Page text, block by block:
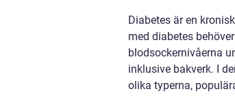
Diabetes är en
med diabetes
blodsockernivåerna
inklusive bakverk. I
olika typerna,